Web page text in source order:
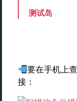
测试岛
要在手机上
接：